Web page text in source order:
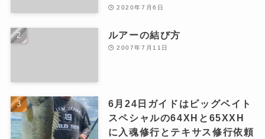
2020年7月6日
ルアーの結び方
2007年7月11日
6月24日ガイドはビッグベイト
スペシャルの64XHと65XXH
に入魂修行とテキサス修行依頼